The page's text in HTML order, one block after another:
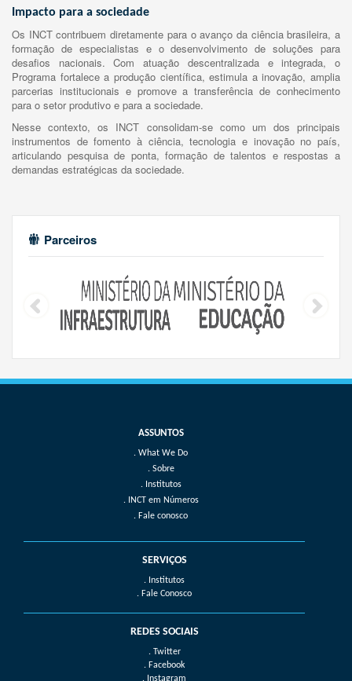
Impacto para a sociedade
Os INCT contribuem diretamente para o avanço da ciência brasileira, a
formação de especialistas e o desenvolvimento de soluções para
desafios nacionais. Com atuação descentralizada e integrada, o
Programa fortalece a produção científica, estimula a inovação, amplia
parcerias institucionais e promove a transferência de conhecimento
para o setor produtivo e para a sociedade.
Nesse contexto, os INCT consolidam-se como um dos principais
instrumentos de fomento à ciência, tecnologia e inovação no país,
articulando pesquisa de ponta, formação de talentos e respostas a
demandas estratégicas da sociedade.
Parceiros
What We Do
Sobre
Institutos
INCT em Números
Fale conosco
SERVIÇOS
. Institutos
. Fale Conosco
REDES SOCIAIS
. Twitter
. Facebook
. Instagram